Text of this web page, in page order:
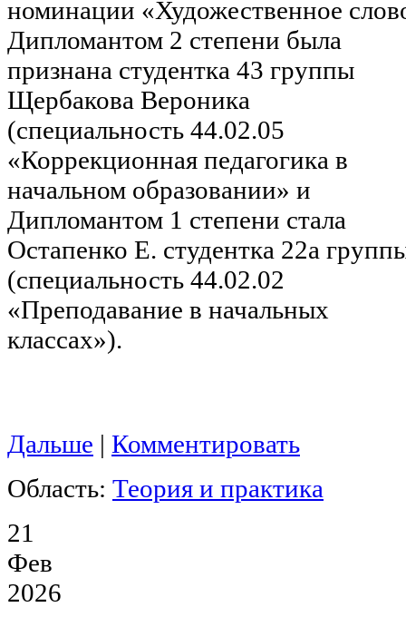
номинации «Художественное
Дипломантом 2 степени была
признана студентка 43 группы
Щербакова Вероника
(специальность 44.02.05
«Коррекционная педагогика в
начальном образовании» и
Дипломантом 1 степени стала
Остапенко Е. студентка 22а
(специальность 44.02.02
«Преподавание в начальных
классах»).
Дальше | Комментировать
Область: Теория и практика
21
Фев
2026